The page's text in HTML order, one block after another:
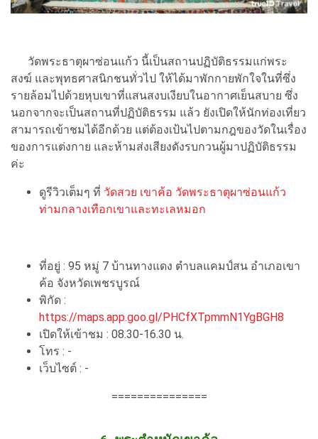
วัดพระธาตุผาซ่อนแก้ว นี้เป็นสถานปฏิบัติธรรมแก่พระ
สงฆ์ และพุทธศาสนิกชนทั่วไป ให้ได้มาพักกายพักใจในที่ซึ่ง
รายล้อมไปด้วยหุบเขาที่แสนสงบเงียบในอากาศเย็นสบาย ซึ่ง
นอกจากจะเป็นสถานที่ปฏิบัติธรรม แล้ว ยังเปิดให้นักท่องเที่ยว
สามารถเข้าชมได้อีกด้วย แต่ต้องเป้นไปตามกฎของวัดในเรื่อง
ของการแต่งกาย และห้ามส่งเสียงดังรบกวนผู้มาปฏิบัติธรรม
ค่ะ
ดูรีวิวเต็มๆ ที่ วัดสวย เขาค้อ วัดพระธาตุผาซ่อนแก้ว
ท่ามกลางเทือกเขาและทะเลหมอก
ที่อยู่ : 95 หมู่ 7 บ้านทางแดง ตำบลแคมป์สน อำเภอเขา
ค้อ จังหวัดเพชรบูรณ์
พิกัด :
https://maps.app.goo.gl/PHCfXTpmmN1YgBGH8
เปิดให้เข้าชม : 08.30-16.30 น.
โทร : -
เว็บไซต์ : -
===============